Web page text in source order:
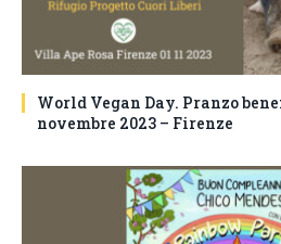
World Vegan Day. Pranzo
novembre 2023 – Firenze